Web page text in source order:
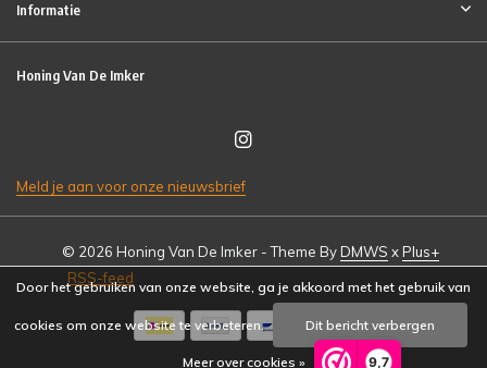
9,7
Informatie
Honing Van De Imker
Meld je aan voor onze nieuwsbrief
© 2026 Honing Van De Imker - Theme ByDMWS xPlus+
RSS-feed
Door het gebruiken van onze website, ga je akkoord met het gebruik van
cookies om onze website te verbeteren. Dit bericht verbergen
Meer over cookies »